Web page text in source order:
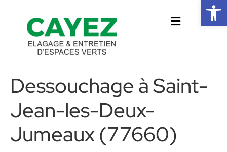
Dessouchage à Saint-
Jean-les-Deux-
Jumeaux (77660)